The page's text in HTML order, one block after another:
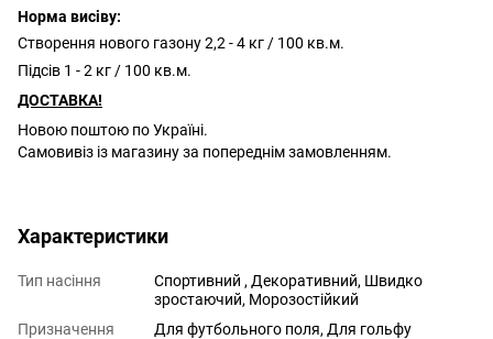
Норма висіву:
Створення нового газону 2,2 - 4 кг / 100 кв.м.
Підсів 1 - 2 кг / 100 кв.м.
ДОСТАВКА!
Новою поштою по Україні.
Самовивіз із магазину за попереднім замовленням.
Характеристики
Тип насіння
Спортивний , Декоративний, Швидко
зростаючий, Морозостійкий
Призначення
Для футбольного поля, Для гольфу